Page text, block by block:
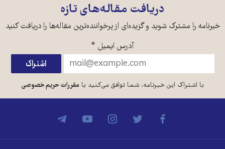
دریافت مقاله‌های تازه
خبرنامه را مشترک شوید و گزیده‌ای از پرخواننده‌ترین مقاله‌ها را دریافت کنید
آدرس ایمیل *
با اشتراک این خبرنامه، شما توافق می‌کنید بامقررات حریم خصوصی